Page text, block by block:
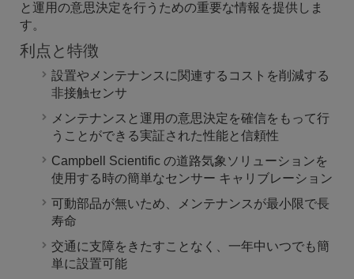
と運用の意思決定を行うための重要な情報を提供しま
す。
利点と特徴
設置やメンテナンスに関連するコストを削減する
非接触センサ
メンテナンスと運用の意思決定を確信をもって行
うことができる実証された性能と信頼性
Campbell Scientific の道路気象ソリューションを
使用する時の簡単なセンサー キャリブレーション
可動部品が無いため、メンテナンスが最小限で長
寿命
交通に支障をきたすことなく、一年中いつでも簡
単に設置可能